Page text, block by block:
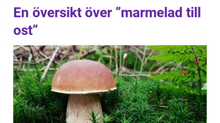
En översikt över ”marmelad till
ost”